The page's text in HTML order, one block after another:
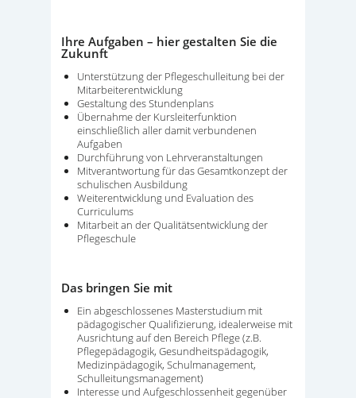
Ihre Aufgaben – hier gestalten Sie die
Zukunft
Unterstützung der Pflegeschulleitung bei der
Mitarbeiterentwicklung
Gestaltung des Stundenplans
Übernahme der Kursleiterfunktion
einschließlich aller damit verbundenen
Aufgaben
Durchführung von Lehrveranstaltungen
Mitverantwortung für das Gesamtkonzept der
schulischen Ausbildung
Weiterentwicklung und Evaluation des
Curriculums
Mitarbeit an der Qualitätsentwicklung der
Pflegeschule
Das bringen Sie mit
Ein abgeschlossenes Masterstudium mit
pädagogischer Qualifizierung, idealerweise mit
Ausrichtung auf den Bereich Pflege (z.B.
Pflegepädagogik, Gesundheitspädagogik,
Medizinpädagogik, Schulmanagement,
Schulleitungsmanagement)
Interesse und Aufgeschlossenheit gegenüber